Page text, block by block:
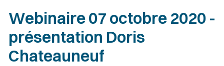
Webinaire 07 octobre 2020 -
présentation Doris
Chateauneuf